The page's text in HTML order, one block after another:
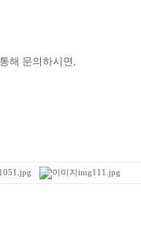
해 문의하시면,
img111.jpg